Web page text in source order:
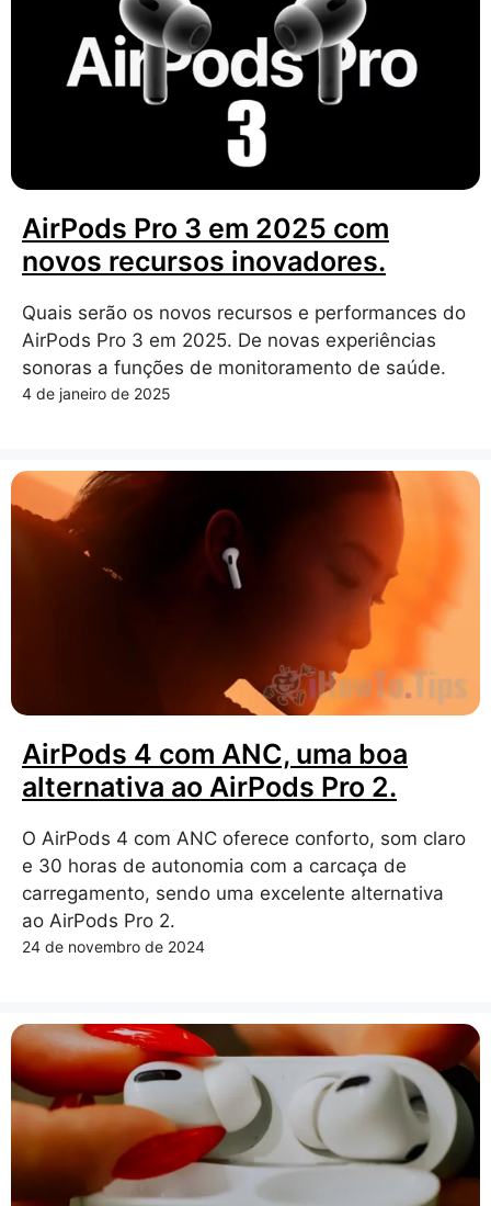
AirPods Pro 3 em 2025 com
novos recursos inovadores.
Quais serão os novos recursos e performances do
AirPods Pro 3 em 2025. De novas experiências
sonoras a funções de monitoramento de saúde.
4 de janeiro de 2025
AirPods 4 com ANC, uma boa
alternativa ao AirPods Pro 2.
O AirPods 4 com ANC oferece conforto, som claro
e 30 horas de autonomia com a carcaça de
carregamento, sendo uma excelente alternativa
ao AirPods Pro 2.
24 de novembro de 2024